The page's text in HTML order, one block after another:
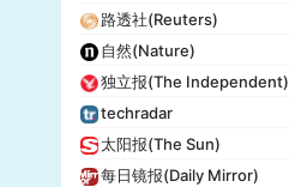
路透社(Reuters)
自然(Nature)
独立报(The Independent)
techradar
太阳报(The Sun)
每日镜报(Daily Mirror)